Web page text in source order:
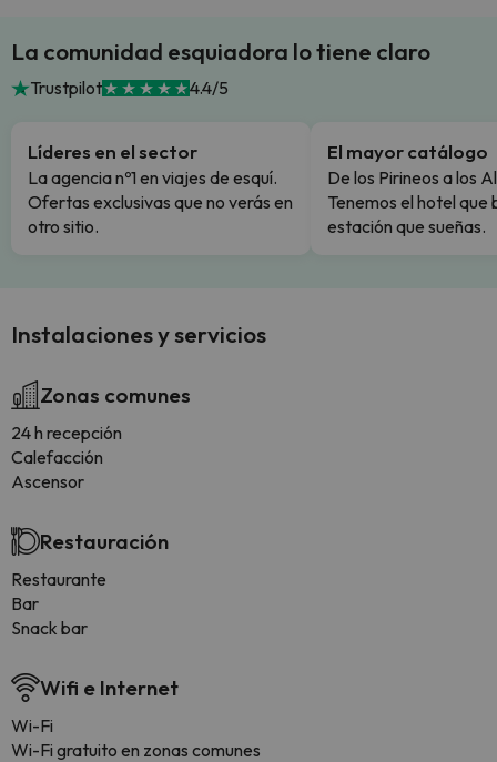
La comunidad esquiadora lo tiene claro
Trustpilot 4.4/5
Líderes en el sector
La agencia nº1 en viajes de esquí.
Ofertas exclusivas que no verás en
otro sitio.
El mayor catálogo
De los Pirineos a los
Tenemos el hotel que
estación que sueñas.
Instalaciones y servicios
Zonas comunes
24 h recepción
Calefacción
Ascensor
Restauración
Restaurante
Bar
Snack bar
Wifi e Internet
Wi-Fi
Wi-Fi gratuito en zonas comunes